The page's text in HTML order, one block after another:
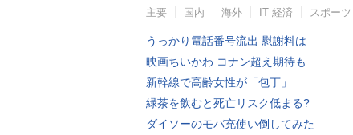
主要 国内 海外 IT 経済 スポーツ
うっかり電話番号流出 慰謝料は
映画ちいかわ コナン超え期待も
新幹線で高齢女性が「包丁」
緑茶を飲むと死亡リスク低まる?
ダイソーのモバ充使い倒してみた